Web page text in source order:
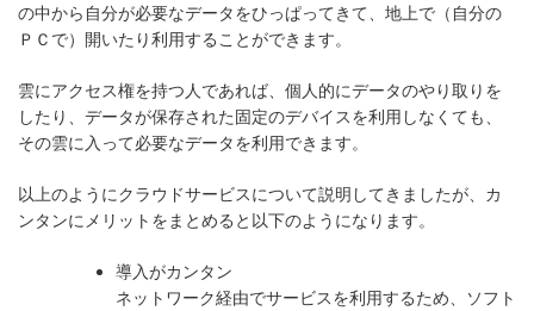
の中から自分が必要なデータをひっぱってきて、地上で（自分の
ＰＣで）開いたり利用することができます。
雲にアクセス権を持つ人であれば、個人的にデータのやり取りを
したり、データが保存された固定のデバイスを利用しなくても、
その雲に入って必要なデータを利用できます。
以上のようにクラウドサービスについて説明してきましたが、カ
ンタンにメリットをまとめると以下のようになります。
導入がカンタン
ネットワーク経由でサービスを利用するため、ソフト